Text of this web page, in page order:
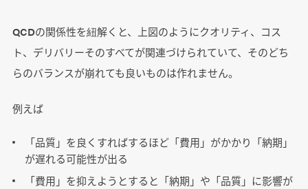
QCDの関係性を紐解くと、上図のようにクオリティ、コス
ト、デリバリーそのすべてが関連づけられていて、そのどち
らのバランスが崩れても良いものは作れません。
例えば
「品質」を良くすればするほど「費用」がかかり「納期」
が遅れる可能性が出る
「費用」を抑えようとすると「納期」や「品質」に影響が